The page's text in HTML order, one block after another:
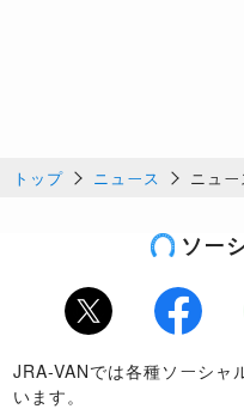
トップ ニュース ニュ
ソー
Twitter Facebook
JRA-VANでは各種ソーシャ
います。